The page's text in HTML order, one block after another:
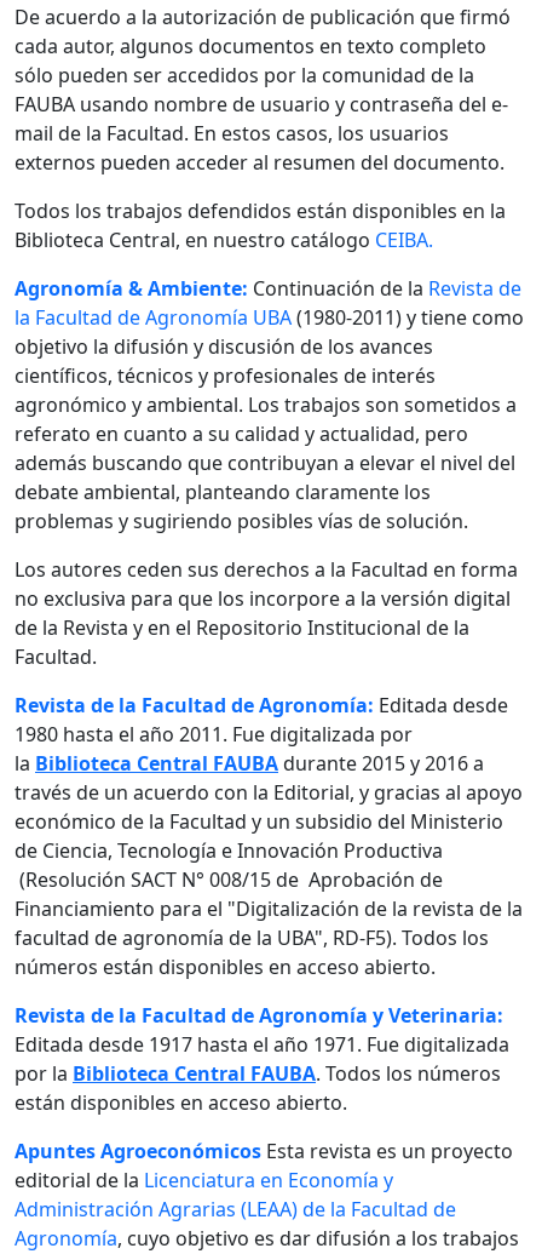
De acuerdo a la autorización de publicación que firmó
cada autor, algunos documentos en texto completo
sólo pueden ser accedidos por la comunidad de la
FAUBA usando nombre de usuario y contraseña del e-
mail de la Facultad. En estos casos, los usuarios
externos pueden acceder al resumen del documento.
Todos los trabajos defendidos están disponibles en la
Biblioteca Central, en nuestro catálogo CEIBA.
Agronomía & Ambiente: Continuación de la Revista de
la Facultad de Agronomía UBA(1980-2011) y tiene como
objetivo la difusión y discusión de los avances
científicos, técnicos y profesionales de interés
agronómico y ambiental. Los trabajos son sometidos a
referato en cuanto a su calidad y actualidad, pero
además buscando que contribuyan a elevar el nivel del
debate ambiental, planteando claramente los
problemas y sugiriendo posibles vías de solución.
Los autores ceden sus derechos a la Facultad en forma
no exclusiva para que los incorpore a la versión digital
de la Revista y en el Repositorio Institucional de la
Facultad.
Revista de la Facultad de Agronomía: Editada desde
1980 hasta el año 2011. Fue digitalizada por
la Biblioteca Central FAUBAdurante 2015 y 2016 a
través de un acuerdo con la Editorial, y gracias al apoyo
económico de la Facultad y un subsidio del Ministerio
de Ciencia, Tecnología e Innovación Productiva
(Resolución SACT N° 008/15 de Aprobación de
Financiamiento para el "Digitalización de la revista de la
facultad de agronomía de la UBA", RD-F5). Todos los
números están disponibles en acceso abierto.
Revista de la Facultad de Agronomía y Veterinaria:
Editada desde 1917 hasta el año 1971. Fue digitalizada
por la Biblioteca Central FAUBA. Todos los números
están disponibles en acceso abierto.
Apuntes Agroeconómicos Esta revista es un proyecto
editorial de la Licenciatura en Economía y
Administración Agrarias (LEAA) de la Facultad de
Agronomía, cuyo objetivo es dar difusión a los trabajos